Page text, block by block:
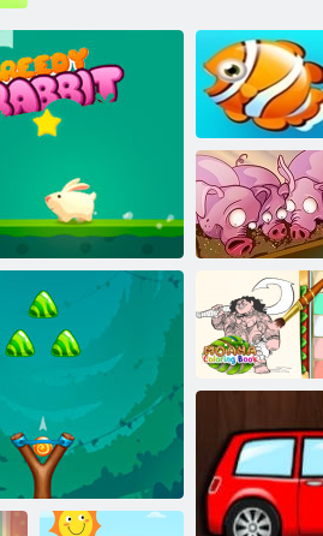
Kapzsi nyúl
Nyaralás a hal
Fuss, Pig, Run
Moana
kifestőkönyv